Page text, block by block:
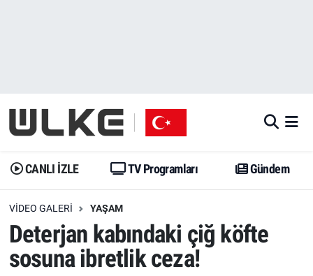
CANLI İZLE TV Programları Gündem
VIDEO GALERI YAŞAM
Deterjan kabındaki çiğ köfte
sosuna ibretlik ceza!
Gündem
Dünya
Erişim Bilgileri
Ekonomi
Gündem
Trend
Erişim Bilgileri
Spor
İstanbul Namaz Vakitleri
Trafik Durumu
Erişim Bilgileri
Tüm Manşetler